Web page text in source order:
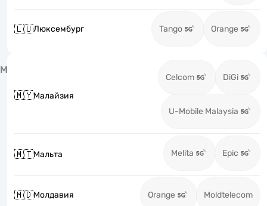
🇱🇺Люксембург Tango Orange
М
🇲🇾Малайзия
Celcom DiGi
U-Mobile Malaysia
🇲🇹Мальта Melita Epic
🇲🇩Молдавия Orange Moldtelecom